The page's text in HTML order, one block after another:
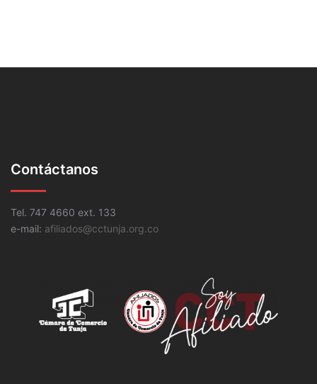
Contáctanos
Tel. 747 4660 ext. 133
e-mail: afiliados@cctunja.org.co